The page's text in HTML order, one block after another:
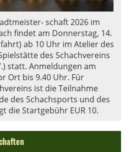
schaft 2026 im
findet am Donnerstag, 14.
ab 10 Uhr im Atelier des
des Schachvereins
statt. Anmeldungen am
Ort bis 9.40 Uhr. Für
ist die Teilnahme
des Schachsports und des
die Startgebühr EUR 10.